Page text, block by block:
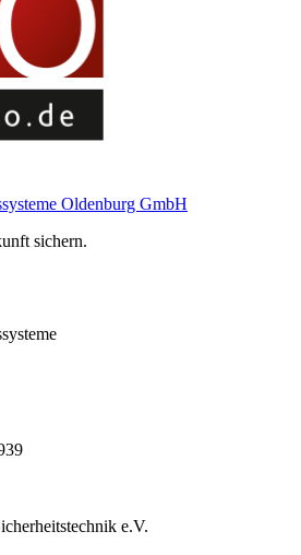
Oldenburg GmbH
sichern.